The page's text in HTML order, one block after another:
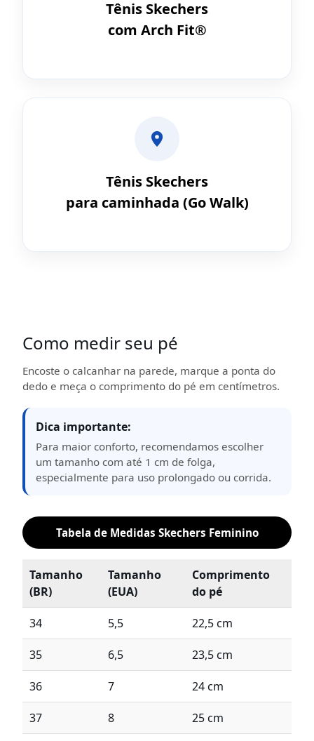
Tênis Skechers
com Arch Fit®
Tênis Skechers
para caminhada (Go Walk)
Como medir seu pé
Encoste o calcanhar na parede, marque a ponta do
dedo e meça o comprimento do pé em centímetros.
Dica importante:
Para maior conforto, recomendamos escolher
um tamanho com até 1 cm de folga,
especialmente para uso prolongado ou corrida.
Tabela de Medidas Skechers Feminino
Tamanho
(BR)
Tamanho
(EUA)
Comprimento
do pé
34 5,5 22,5 cm
35 6,5 23,5 cm
36 7 24 cm
37 8 25 cm